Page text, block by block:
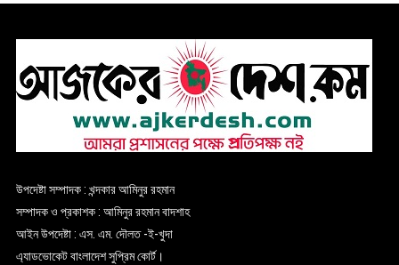
উপদেষ্টা সম্পাদক : খন্দকার আমিনুর রহমান
সম্পাদক ও প্রকাশক : আমিনুর রহমান বাদশাহ
আইন উপদেষ্টা : এস. এম. দৌলত -ই-খুদা
এ্যাডভোকেট বাংলাদেশ সুপ্রিম কোর্ট।